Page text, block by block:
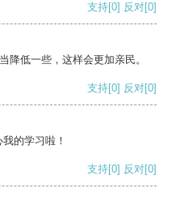
支持[0] 反对[0]
降低一些，这样会更加亲民。
支持[0] 反对[0]
的学习啦！
支持[0] 反对[0]